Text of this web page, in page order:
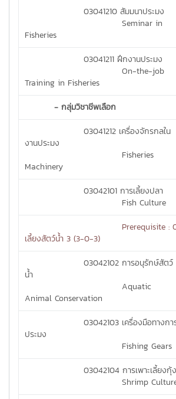
03041210 สัมมนาประมง
Seminar in
Fisheries
03041211 ฝึกงานประมง
On-the-job
Training in Fisheries
- กลุ่มวิชาชีพเลือก
03041212 เครื่องจักรกลใน
งานประมง
Fisheries
Machinery
03042101 การเลี้ยงปลา
Fish Culture
Prerequisite :
เลี้ยงสัตว์น้ำ 3 (3-0-3)
03042102 การอนุรักษ์สัตว์
น้ำ
Aquatic
Animal Conservation
03042103 เครื่องมือทางกา
ประมง
Fishing Gears
03042104 การเพาะเลี้ยงกุ้ง
Shrimp